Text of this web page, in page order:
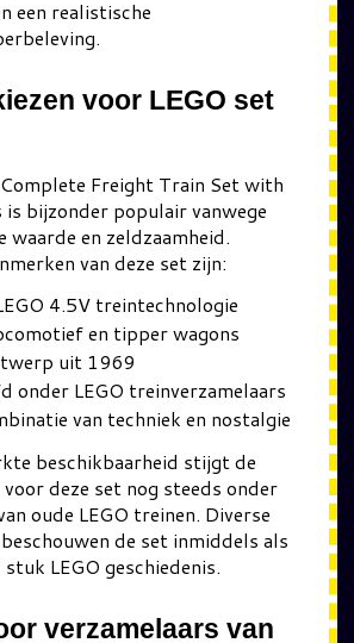
een realistische
voor LEGO set
Freight Train Set with
is bijzonder populair vanwege
waarde en zeldzaamheid.
van deze set zijn:
4.5V treintechnologie
en tipper wagons
uit 1969
onder LEGO treinverzamelaars
van techniek en nostalgie
beschikbaarheid stijgt de
deze set nog steeds onder
oude LEGO treinen. Diverse
de set inmiddels als
LEGO geschiedenis.
verzamelaars van